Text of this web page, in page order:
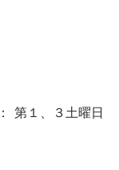
学
、３土曜日 １
４